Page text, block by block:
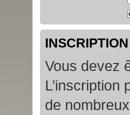
INSCRIPTION
Vous devez
de